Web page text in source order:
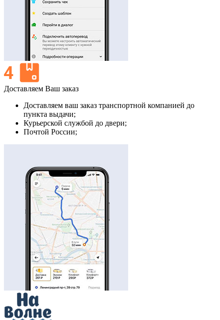
Доставляем Ваш заказ
Доставляем ваш заказ транспортной компанией до
пункта выдачи;
Курьерской службой до двери;
Почтой России;